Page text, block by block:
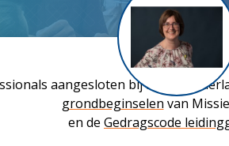
aangesloten bij
grondbeginselen van
en de Gedragscode